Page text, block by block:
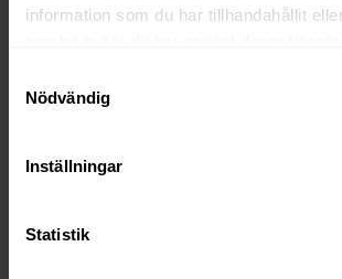
information som du har tillhandahållit
Nödvändig
Inställningar
Statistik
Välkommen att boka tid för att träffa oss i
läder och tillbehör, inklusive
inspireras av våra produkter och få hjälp med
Ring oss på